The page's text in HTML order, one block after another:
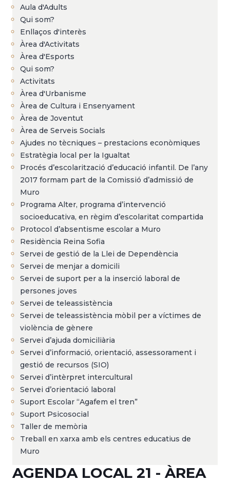
Aula d'Adults
Qui som?
Enllaços d'interès
Àrea d'Activitats
Àrea d'Esports
Qui som?
Activitats
Àrea d'Urbanisme
Àrea de Cultura i Ensenyament
Àrea de Joventut
Àrea de Serveis Socials
Ajudes no tècniques – prestacions econòmiques
Estratègia local per la Igualtat
Procés d’escolarització d’educació infantil. De l’any
2017 formam part de la Comissió d’admissió de
Muro
Programa Alter, programa d’intervenció
socioeducativa, en règim d’escolaritat compartida
Protocol d’absentisme escolar a Muro
Residència Reina Sofia
Servei de gestió de la Llei de Dependència
Servei de menjar a domicili
Servei de suport per a la inserció laboral de
persones joves
Servei de teleassistència
Servei de teleassistència mòbil per a víctimes de
violència de gènere
Servei d’ajuda domiciliària
Servei d’informació, orientació, assessorament i
gestió de recursos (SIO)
Servei d’intèrpret intercultural
Servei d’orientació laboral
Suport Escolar “Agafem el tren”
Suport Psicosocial
Taller de memòria
Treball en xarxa amb els centres educatius de
Muro
AGENDA LOCAL 21 - ÀREA